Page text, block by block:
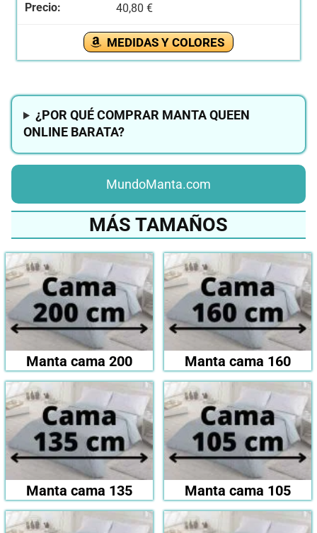
40,80 €
MEDIDAS Y COLORES
¿POR QUÉ COMPRAR MANTA QUEEN
ONLINE BARATA?
MundoManta.com
MÁS TAMAÑOS
Manta cama 200 Manta cama 160
Manta cama 135 Manta cama 105